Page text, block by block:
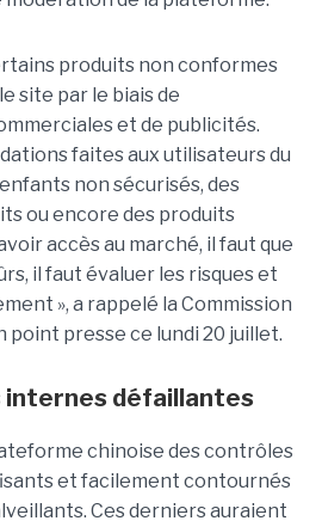
produits non conformes
site par le biais de
et de publicités.
faites aux utilisateurs du
non sécurisés, des
ou encore des produits
accès au marché, il faut que
il faut évaluer les risques et
», a rappelé la Commission
point presse ce lundi 20 juillet.
internes défaillantes
chinoise des contrôles
et facilement contournés
Ces derniers auraient